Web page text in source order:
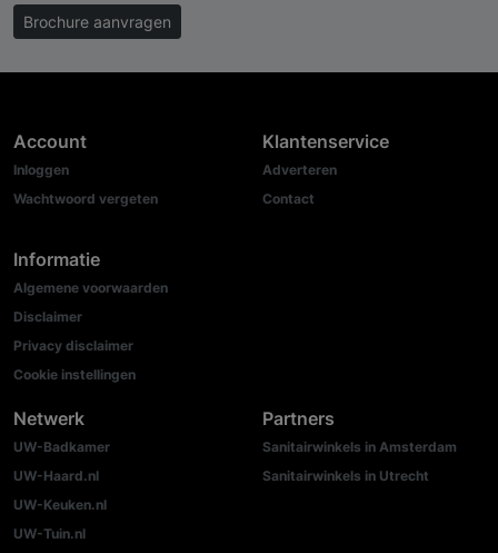
Brochure aanvragen
Account
Inloggen
Wachtwoord vergeten
Informatie
Algemene voorwaarden
Disclaimer
Privacy disclaimer
Cookie instellingen
Klantenservice
Adverteren
Contact
Netwerk
UW-Badkamer
UW-Haard.nl
UW-Keuken.nl
UW-Tuin.nl
Partners
Sanitairwinkels in Amsterdam
Sanitairwinkels in Utrecht